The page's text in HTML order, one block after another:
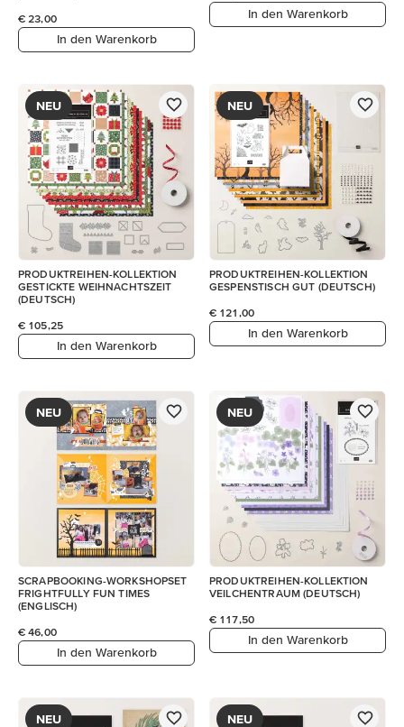
€ 23,00
In den Warenkorb
In den Warenkorb
NEU
PRODUKTREIHEN-KOLLEKTION
GESTICKTE WEIHNACHTSZEIT
(DEUTSCH)
€ 105,25
In den Warenkorb
NEU
PRODUKTREIHEN-KOLLEKTION
GESPENSTISCH GUT (DEUTSCH)
€ 121,00
In den Warenkorb
NEU
SCRAPBOOKING-WORKSHOPSET
FRIGHTFULLY FUN TIMES
(ENGLISCH)
€ 46,00
In den Warenkorb
NEU
PRODUKTREIHEN-KOLLEKTION
VEILCHENTRAUM (DEUTSCH)
€ 117,50
In den Warenkorb
NEU NEU